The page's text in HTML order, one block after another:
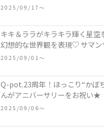
2025/09/17〜
キキ＆ララがキラキラ輝く星空
幻想的な世界観を表現♡ サマン
ツインスターズ』50周年アニ
2025/09/01〜
Q-pot.23周年！ほっこり“かぼ
んがアニバーサリーをお祝い★
ーキアクセサリー」が新発売
「かぼちゃのオバケーキプレ
2025/09/06〜